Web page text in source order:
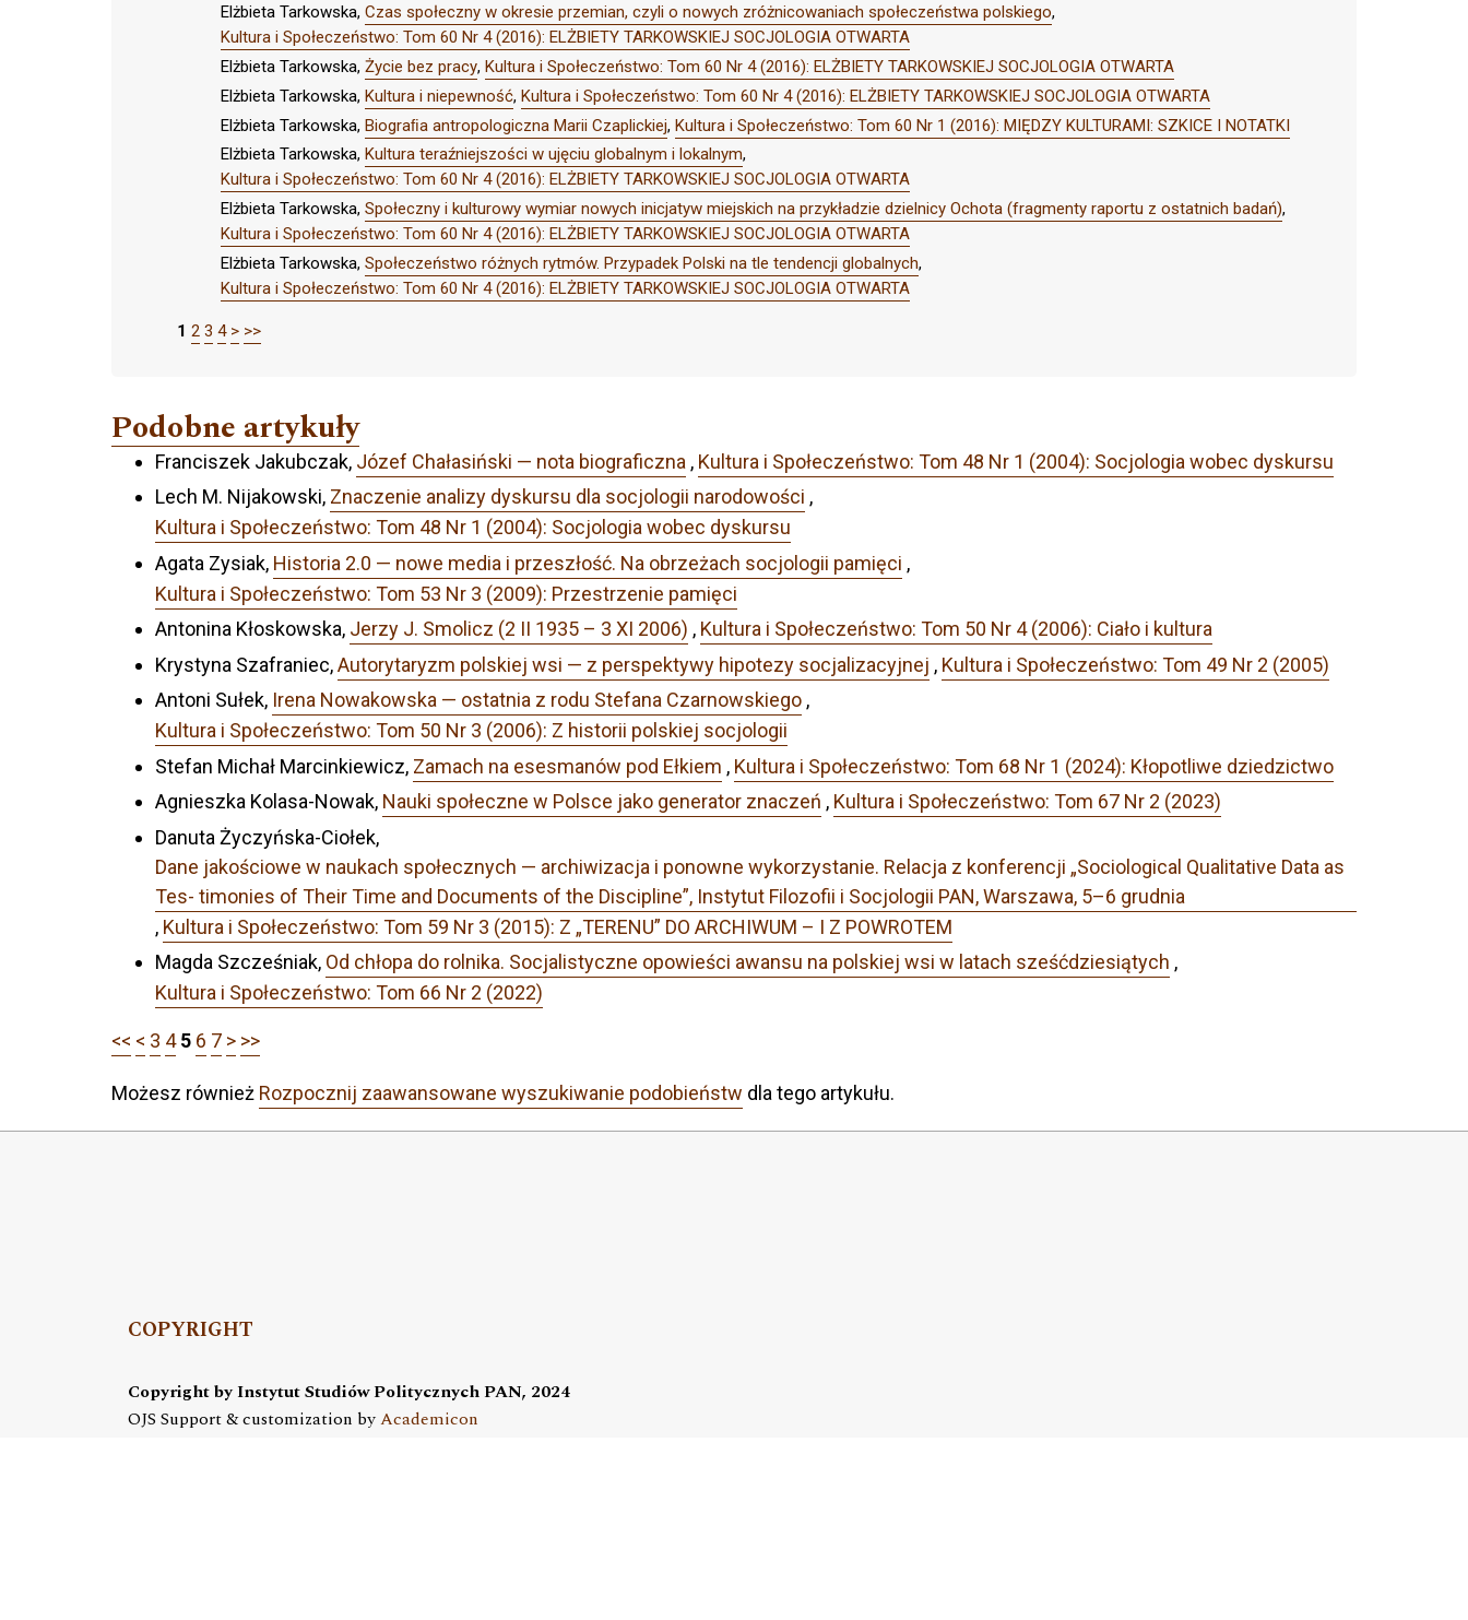
Elżbieta Tarkowska, Czas społeczny w okresie przemian, czyli o nowych zróżnicowaniach społeczeństwa polskiego,
Kultura i Społeczeństwo: Tom 60 Nr 4 (2016): ELŻBIETY TARKOWSKIEJ SOCJOLOGIA OTWARTA
Elżbieta Tarkowska, Życie bez pracy, Kultura i Społeczeństwo: Tom 60 Nr 4 (2016): ELŻBIETY TARKOWSKIEJ SOCJOLOGIA OTWARTA
Elżbieta Tarkowska, Kultura i niepewność, Kultura i Społeczeństwo: Tom 60 Nr 4 (2016): ELŻBIETY TARKOWSKIEJ SOCJOLOGIA OTWARTA
Elżbieta Tarkowska, Biograﬁa antropologiczna Marii Czaplickiej, Kultura i Społeczeństwo: Tom 60 Nr 1 (2016): MIĘDZY KULTURAMI: SZKICE I NOTATKI
Elżbieta Tarkowska, Kultura teraźniejszości w ujęciu globalnym i lokalnym,
Kultura i Społeczeństwo: Tom 60 Nr 4 (2016): ELŻBIETY TARKOWSKIEJ SOCJOLOGIA OTWARTA
Elżbieta Tarkowska, Społeczny i kulturowy wymiar nowych inicjatyw miejskich na przykładzie dzielnicy Ochota (fragmenty raportu z ostatnich badań),
Kultura i Społeczeństwo: Tom 60 Nr 4 (2016): ELŻBIETY TARKOWSKIEJ SOCJOLOGIA OTWARTA
Elżbieta Tarkowska, Społeczeństwo różnych rytmów. Przypadek Polski na tle tendencji globalnych,
Kultura i Społeczeństwo: Tom 60 Nr 4 (2016): ELŻBIETY TARKOWSKIEJ SOCJOLOGIA OTWARTA
1 2 3 4 > >>
Podobne artykuły
Franciszek Jakubczak, Józef Chałasiński — nota biograficzna , Kultura i Społeczeństwo: Tom 48 Nr 1 (2004): Socjologia wobec dyskursu
Lech M. Nijakowski, Znaczenie analizy dyskursu dla socjologii narodowości ,
Kultura i Społeczeństwo: Tom 48 Nr 1 (2004): Socjologia wobec dyskursu
Agata Zysiak, Historia 2.0 — nowe media i przeszłość. Na obrzeżach socjologii pamięci ,
Kultura i Społeczeństwo: Tom 53 Nr 3 (2009): Przestrzenie pamięci
Antonina Kłoskowska, Jerzy J. Smolicz (2 II 1935 – 3 XI 2006) , Kultura i Społeczeństwo: Tom 50 Nr 4 (2006): Ciało i kultura
Krystyna Szafraniec,Autorytaryzm polskiej wsi — z perspektywy hipotezy socjalizacyjnej , Kultura i Społeczeństwo: Tom 49 Nr 2 (2005)
Antoni Sułek, Irena Nowakowska — ostatnia z rodu Stefana Czarnowskiego ,
Kultura i Społeczeństwo: Tom 50 Nr 3 (2006): Z historii polskiej socjologii
Stefan Michał Marcinkiewicz, Zamach na esesmanów pod Ełkiem , Kultura i Społeczeństwo: Tom 68 Nr 1 (2024): Kłopotliwe dziedzictwo
Agnieszka Kolasa-Nowak, Nauki społeczne w Polsce jako generator znaczeń , Kultura i Społeczeństwo: Tom 67 Nr 2 (2023)
Danuta Życzyńska-Ciołek,
Dane jakościowe w naukach społecznych — archiwizacja i ponowne wykorzystanie. Relacja z konferencji „Sociological Qualitative Data as
Tes- timonies of Their Time and Documents of the Discipline”, Instytut Filozofii i Socjologii PAN, Warszawa, 5–6 grudnia
, Kultura i Społeczeństwo: Tom 59 Nr 3 (2015): Z „TERENU” DO ARCHIWUM – I Z POWROTEM
Magda Szcześniak, Od chłopa do rolnika. Socjalistyczne opowieści awansu na polskiej wsi w latach sześćdziesiątych ,
Kultura i Społeczeństwo: Tom 66 Nr 2 (2022)
<< < 3 4 5 6 7 > >>
Możesz również Rozpocznij zaawansowane wyszukiwanie podobieństw dla tego artykułu.
COPYRIGHT
Copyright by Instytut Studiów Politycznych PAN, 2024
OJS Support & customization byAcademicon